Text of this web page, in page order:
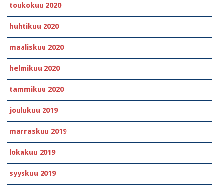
toukokuu 2020
huhtikuu 2020
maaliskuu 2020
helmikuu 2020
tammikuu 2020
joulukuu 2019
marraskuu 2019
lokakuu 2019
syyskuu 2019